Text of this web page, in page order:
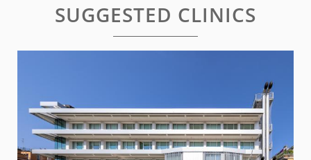
SUGGESTED CLINICS